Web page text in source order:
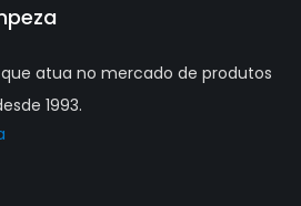
atua no mercado de produtos
1993.